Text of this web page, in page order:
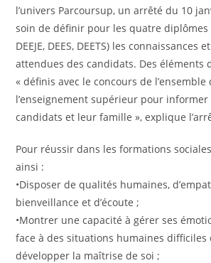
l’univers Parcoursup, un arrêté du 10
soin de définir pour les quatre diplômes
DEEJE, DEES, DEETS) les connaissances
attendues des candidats. Des éléments
« définis avec le concours de l’ensemble
l’enseignement supérieur pour
candidats et leur famille », explique
Pour réussir dans les formations
ainsi :
•Disposer de qualités humaines,
bienveillance et d’écoute ;
•Montrer une capacité à gérer ses
face à des situations humaines difficiles
développer la maîtrise de soi ;